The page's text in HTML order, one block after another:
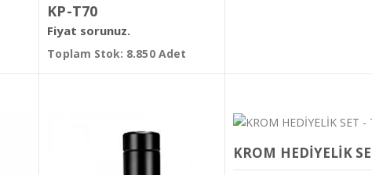
KP-T70
Fiyat sorunuz.
Toplam Stok: 8.850 Adet